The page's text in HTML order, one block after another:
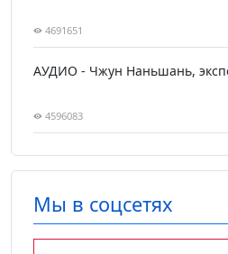
4691651
АУДИО - Чжун Наньшань,
4596083
Мы в соцсетях